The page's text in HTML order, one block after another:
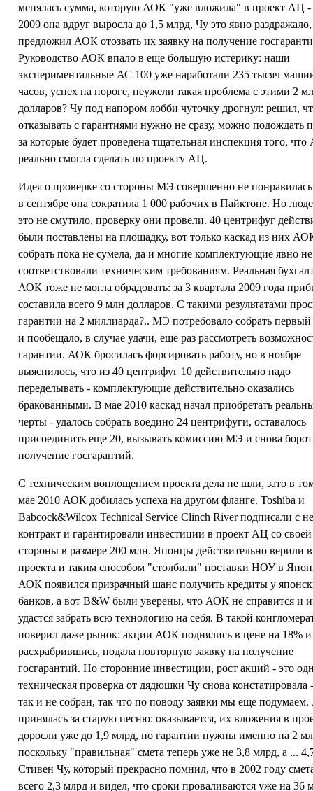
менялась сумма, которую АОК "уже вложила" в проект АЦ -
2009 она вдруг выросла до 1,5 млрд, Чу это явно
предложил АОК отозвать их заявку на получение
Руководство АОК впало в еще большую истерику: наши
экспериментальные АС 100 уже наработали 235 тысяч
часов, успех на пороге, неужели такая проблема с этими 2
долларов? Чу под напором лобби чуточку дрогнул: решил,
отказывать с гарантиями нужно не сразу, можно подождать
за которые будет проведена тщательная инспекция того,
реально смогла сделать по проекту АЦ.
Идея о проверке со стороны МЭ совершенно не
в сентябре она сократила 1 000 рабочих в Пайктоне. Но
это не смутило, проверку они провели. 40 центрифуг
были поставлены на площадку, вот только каскад из них
собрать пока не сумела, да и многие комплектующие явно не
соответствовали техническим требованиям. Реальная
АОК тоже не могла обрадовать: за 3 квартала 2009 года
составила всего 9 млн долларов. С такими результатами
гарантии на 2 миллиарда?.. МЭ потребовало собрать первый
и пообещало, в случае удачи, еще раз рассмотреть
гарантии. АОК бросилась форсировать работу, но в ноябре
выяснилось, что из 40 центрифуг 10 действительно надо
переделывать - комплектующие действительно оказались
бракованными. В мае 2010 каскад начал приобретать
черты - удалось собрать воедино 24 центрифуги, оставалось
присоединить еще 20, вызывать комиссию МЭ и снова
получение госгарантий.
С техническим воплощением проекта дела не шли, зато в
мае 2010 АОК добилась успеха на другом фланге. Toshiba и
Babcock&Wilcox Technical Service Clinch River подписали с
контракт и гарантировали инвестиции в проект АЦ со своей
стороны в размере 200 млн. Японцы действительно верили
проекта и таким способом "столбили" поставки НОУ в
АОК появился призрачный шанс получить кредиты у
банков, а вот B&W были уверены, что АОК не справится и
удастся забрать всю технологию на себя. В такой
поверил даже рынок: акции АОК поднялись в цене на 18%
расхрабрившись, подала повторную заявку на получение
госгарантий. Но сторонние инвестиции, рост акций - это
техническая проверка от дядюшки Чу снова констатировала
так и не собран, так что по поводу заявки мы еще
принялась за старую песню: оказывается, их вложения в
доросли уже до 1,9 млрд, но гарантии нужны именно на 2
поскольку "правильная" смета теперь уже не 3,8 млрд, а ...
Стивен Чу, который прекрасно помнил, что в 2002 году
всего 2,3 млрд и видел, что сроки проваливаются уже на 36